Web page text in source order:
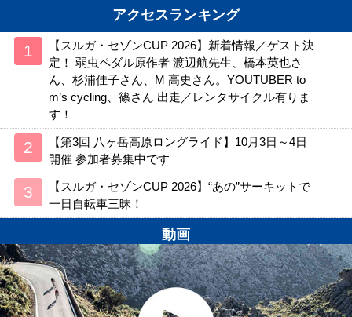
アクセスランキング
【スルガ・セゾンCUP 2026】新着情報／ゲスト決
定！ 弱虫ペダル原作者 渡辺航先生、橋本英也さ
ん、杉浦佳子さん、M 高史さん。YOUTUBER to
m’s cycling、篠さん 出走／レンタサイクル有りま
す！
【第3回 八ヶ岳高原ロングライド】10月3日～4日
開催 参加者募集中です
【スルガ・セゾンCUP 2026】“あの”サーキットで
一日自転車三昧！
動画